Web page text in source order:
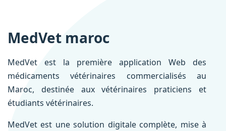
MedVet maroc
MedVet est la première application Web des
médicaments vétérinaires commercialisés au
Maroc, destinée aux vétérinaires praticiens et
étudiants vétérinaires.
MedVet est une solution digitale complète, mise à